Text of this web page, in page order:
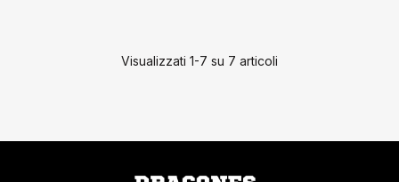
Visualizzati 1-7 su 7 articoli